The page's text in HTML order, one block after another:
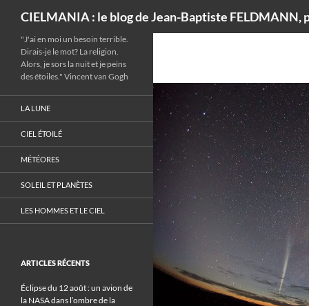
CIELMANIA : le blog de Jean-Baptiste FELDMANN,
"J'ai en moi un besoin terrible.
Dirais-je le mot? La religion.
Alors, je sors la nuit et je peins
des étoiles." Vincent van Gogh
LA LUNE
CIEL ÉTOILÉ
MÉTÉORES
SOLEIL ET PLANÈTES
LES HOMMES ET LE CIEL
ARTICLES RÉCENTS
Éclipse du 12 août : un avion de
la NASA dans l’ombre de la